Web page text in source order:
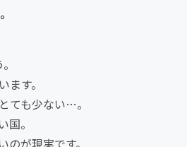
す。
ても少ない…。
。
が現実です。